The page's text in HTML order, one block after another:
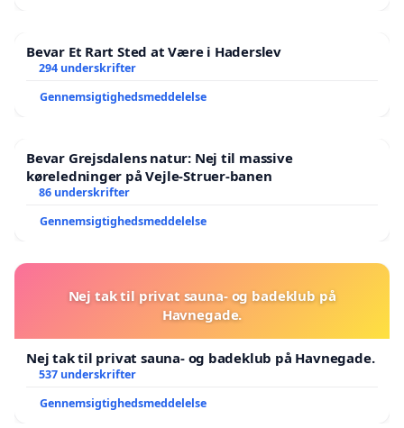
Bevar Et Rart Sted at Være i Haderslev
294 underskrifter
Gennemsigtighedsmeddelelse
Bevar Grejsdalens natur: Nej til massive
køreledninger på Vejle-Struer-banen
86 underskrifter
Gennemsigtighedsmeddelelse
Nej tak til privat sauna- og badeklub på
Havnegade.
Nej tak til privat sauna- og badeklub på Havnegade.
537 underskrifter
Gennemsigtighedsmeddelelse